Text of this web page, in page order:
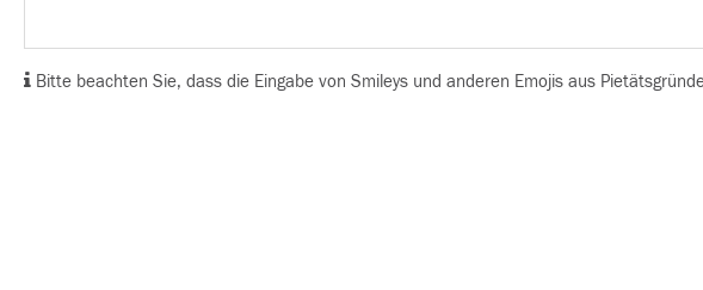
Bitte beachten Sie, dass die Eingabe von Smileys und anderen Emojis aus